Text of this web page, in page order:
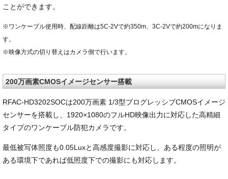
ことができます。
※ワンケーブル使用時、配線距離は5C-2Vで約350m、3C-2Vで約200mになりま
す。
※映像方式の切り替えはカメラ側で行います。
200万画素CMOSイメージセンサー搭載
RFAC-HD3202SOCは200万画素 1/3型プログレッシブCMOSイメージ
センサーを搭載し、1920×1080のフルHD映像出力に対応した高精細
タイプのワンケーブル防犯カメラです。
最低被写体照度も0.05Luxと高感度撮影に対応し、ある程度の照明が
ある環境下であれば低照度下での撮影にも対応します。